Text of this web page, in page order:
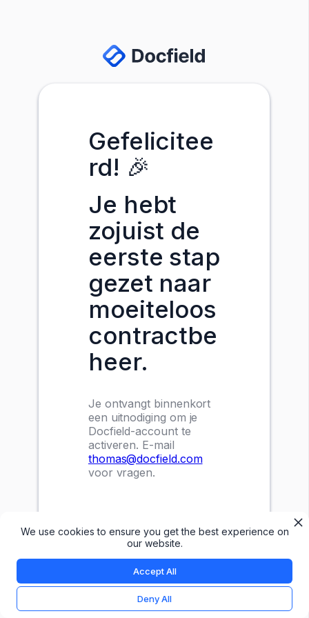
Gefelicitee
rd! 🎉
Je hebt
zojuist de
eerste stap
gezet naar
moeiteloos
contractbe
heer.
Je ontvangt binnenkort
een uitnodiging om je
Docfield-account te
activeren. E-mail
thomas@docfield.com
voor vragen.
We use cookies to ensure you get the best experience on
our website.
Deny All
Accept All